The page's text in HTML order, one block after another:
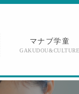
マナブ学童